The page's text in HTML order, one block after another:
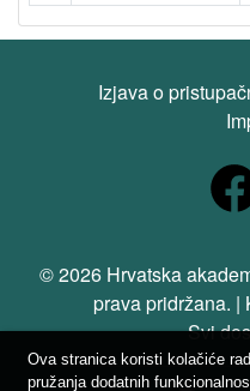
Izjava o
© 2026 Hrvatska
prava pridržana. |
Svi
Ova stranica koristi kolačiće
pružanja dodatnih